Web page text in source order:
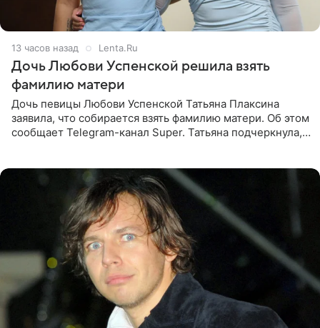
13 часов назад Lenta.Ru
Дочь Любови Успенской решила взять
фамилию матери
Дочь певицы Любови Успенской Татьяна Плаксина
заявила, что собирается взять фамилию матери. Об этом
сообщает Telegram-канал Super. Татьяна подчеркнула,